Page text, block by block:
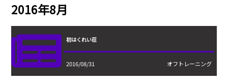
2016年8月
初はくれい荘
2016/08/31 オフトレーニング